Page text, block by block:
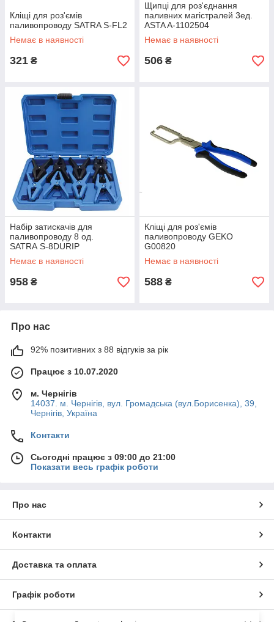
Кліщі для роз'ємів
паливопроводу SATRA S-FL2
Немає в наявності
321 ₴
Щипці для роз'єднання
паливних магістралей 3ед.
ASTA A-1102504
Немає в наявності
506 ₴
Набір затискачів для
паливопроводу 8 од.
SATRA S-8DURIP
Немає в наявності
958 ₴
Кліщі для роз'ємів
паливопроводу GEKO
G00820
Немає в наявності
588 ₴
Про нас
92% позитивних з 88 відгуків за рік
Працює з 10.07.2020
м. Чернігів
14037. м. Чернігів, вул. Громадська (вул.Борисенка), 39,
Чернігів, Україна
Контакти
Сьогодні працює з 09:00 до 21:00
Показати весь графік роботи
Про нас
Контакти
Доставка та оплата
Графік роботи